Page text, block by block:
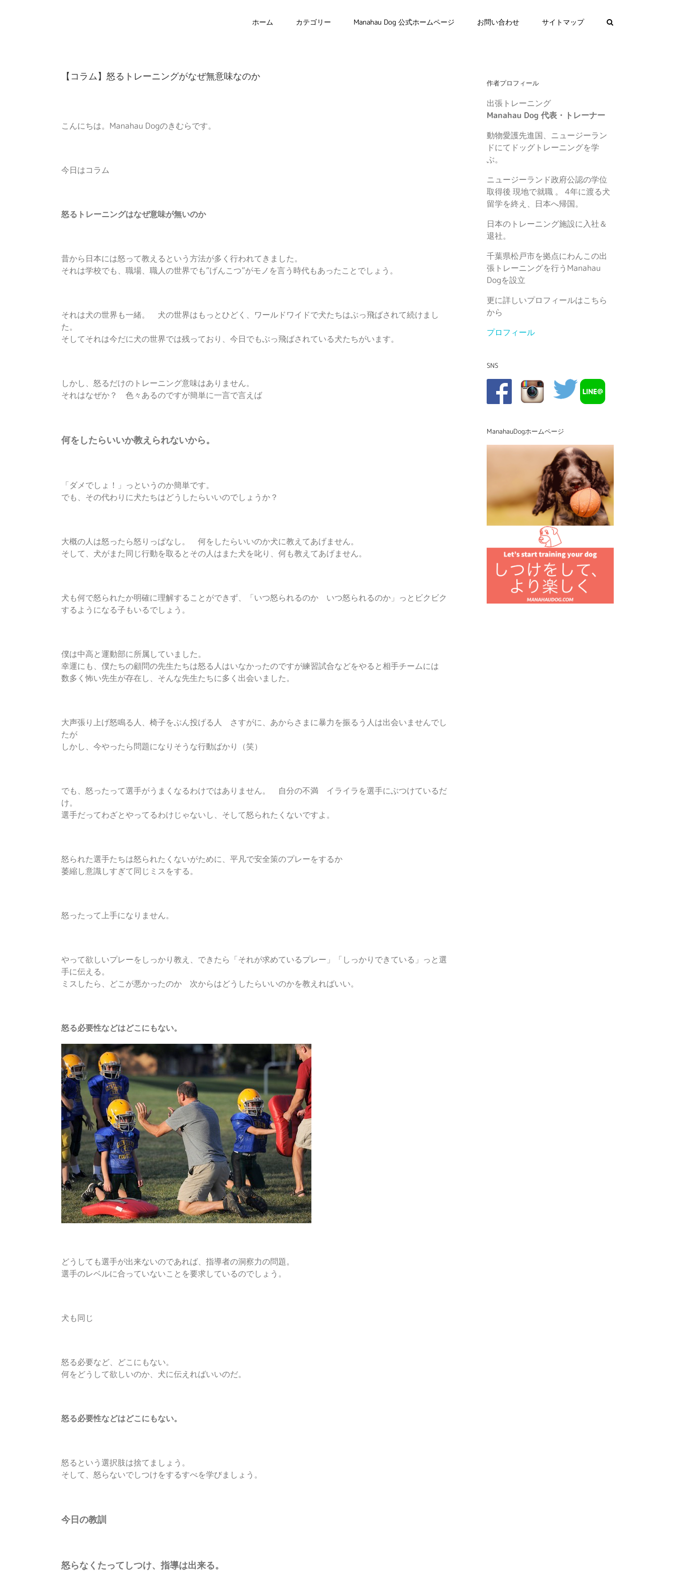
ホーム カテゴリー Manahau Dog 公式ホームページ お問い合わせ サイトマップ
【コラム】怒るトレーニングがなぜ無意味なのか
こんにちは。Manahau Dogのきむらです。
今日はコラム
怒るトレーニングはなぜ意味が無いのか
昔から日本には怒って教えるという方法が多く行われてきました。
それは学校でも、職場、職人の世界でも”げんこつ”がモノを言う時代もあったことでしょう。
それは犬の世界も一緒。 犬の世界はもっとひどく、ワールドワイドで犬たちはぶっ飛ばされて続けまし
た。
そしてそれは今だに犬の世界では残っており、今日でもぶっ飛ばされている犬たちがいます。
しかし、怒るだけのトレーニング意味はありません。
それはなぜか？ 色々あるのですが簡単に一言で言えば
何をしたらいいか教えられないから。
「ダメでしょ！」っというのか簡単です。
でも、その代わりに犬たちはどうしたらいいのでしょうか？
大概の人は怒ったら怒りっぱなし。 何をしたらいいのか犬に教えてあげません。
そして、犬がまた同じ行動を取るとその人はまた犬を叱り、何も教えてあげません。
犬も何で怒られたか明確に理解することができず、「いつ怒られるのか いつ怒られるのか」っとビクビク
するようになる子もいるでしょう。
僕は中高と運動部に所属していました。
幸運にも、僕たちの顧問の先生たちは怒る人はいなかったのですが練習試合などをやると相手チームには
数多く怖い先生が存在し、そんな先生たちに多く出会いました。
大声張り上げ怒鳴る人、椅子をぶん投げる人 さすがに、あからさまに暴力を振るう人は出会いませんでし
たが
しかし、今やったら問題になりそうな行動ばかり（笑）
でも、怒ったって選手がうまくなるわけではありません。 自分の不満 イライラを選手にぶつけているだ
け。
選手だってわざとやってるわけじゃないし、そして怒られたくないですよ。
怒られた選手たちは怒られたくないがために、平凡で安全策のプレーをするか
萎縮し意識しすぎて同じミスをする。
怒ったって上手になりません。
やって欲しいプレーをしっかり教え、できたら「それが求めているプレー」「しっかりできている」っと選
手に伝える。
ミスしたら、どこが悪かったのか 次からはどうしたらいいのかを教えればいい。
怒る必要性などはどこにもない。
どうしても選手が出来ないのであれば、指導者の洞察力の問題。
選手のレベルに合っていないことを要求しているのでしょう。
犬も同じ
怒る必要など、どこにもない。
何をどうして欲しいのか、犬に伝えればいいのだ。
怒る必要性などはどこにもない。
怒るという選択肢は捨てましょう。
そして、怒らないでしつけをするすべを学びましょう。
今日の教訓
怒らなくたってしつけ、指導は出来る。
作者プロフィール
出張トレーニング
Manahau Dog 代表・トレーナー
動物愛護先進国、ニュージーラン
ドにてドッグトレーニングを学
ぶ。
ニュージーランド政府公認の学位
取得後 現地で就職 。 4年に渡る犬
留学を終え、日本へ帰国。
日本のトレーニング施設に入社＆
退社。
千葉県松戸市を拠点にわんこの出
張トレーニングを行うManahau
Dogを設立
更に詳しいプロフィールはこちら
から
プロフィール
SNS
ManahauDogホームページ